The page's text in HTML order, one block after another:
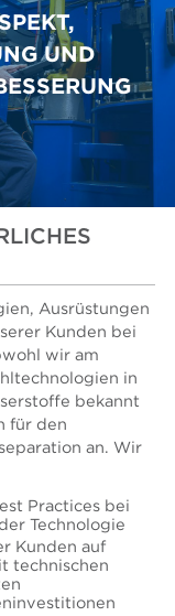
UND
Ausrüstungen
Kunden bei
wir am
in
bekannt
für den
an. Wir
Practices bei
Technologie
Kunden auf
technischen